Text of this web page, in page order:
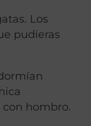
Los
pudieras
hombro.